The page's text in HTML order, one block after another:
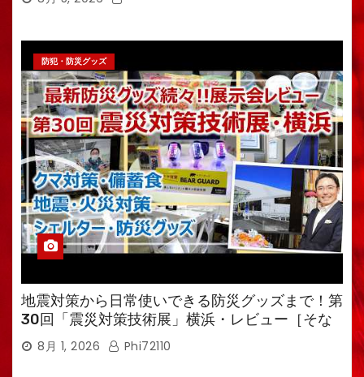
防犯・防災グッズ
地震対策から日常使いできる防災グッズまで！第
30回「震災対策技術展」横浜・レビュー［そな
えるTV・高荷智也］
8月 1, 2026 Phi72110